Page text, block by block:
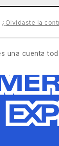
¿Olvidaste la
una cuenta